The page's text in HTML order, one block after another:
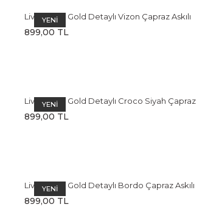
YENİ
Livia Kadın Gold Detaylı Vizon Çapraz Askılı
Omuz Çantası
899,00 TL
YENİ
Livia Kadın Gold Detaylı Croco Siyah Çapraz
Askılı Omuz Çantası
899,00 TL
YENİ
Livia Kadın Gold Detaylı Bordo Çapraz Askılı
Omuz Çantası
899,00 TL